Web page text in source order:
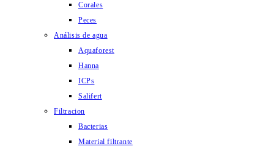
Corales
Peces
Análisis de agua
Aquaforest
Hanna
ICPs
Salifert
Filtracion
Bacterias
Material filtrante